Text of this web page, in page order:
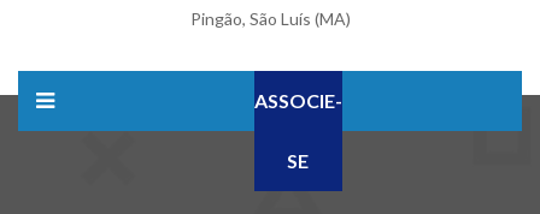
Pingão, São Luís (MA)
ASSOCIE-
SE